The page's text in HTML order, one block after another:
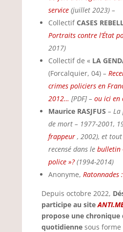
service(juillet 2023) –
CollectifCASES
Portraits contre l’État
2017)
Collectif de « LA
(Forcalquier, 04) –
crimes policiers en
2012… [PDF] – ou ici en
Maurice RASJFUS – La
de mort – 1977-2001,
frappeur , 2002), et
recensé dans le bulletin
police »?(1994-2014)
Anonyme, Ratonnades
Depuis octobre 2022,
participe au site
propose une chronique
quotidiennesous forme